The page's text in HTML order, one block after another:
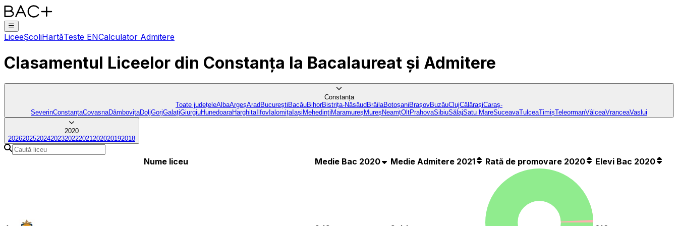
LiceeȘcoliHartăTeste ENCalculator Admitere
Clasamentul Liceelor din Constanța la Bacalaureat și Admitere
Constanța
Toate județeleAlbaArgeșAradBucureștiBacăuBihorBistrița-NăsăudBrăilaBotoșaniBrașovBuzăuClujCălărașiCaraș-
SeverinConstanțaCovasnaDâmbovițaDoljGorjGalațiGiurgiuHunedoaraHarghitaIlfovIalomițaIașiMehedințiMaramureșMureșNeamțOltPrahovaSibiuSălajSatu MareSuceavaTulceaTimișTeleormanVâlceaVranceaVaslui
2020
202620252024202320222021 202020192018
Nume liceu Medie Bac 2020 Medie Admitere 2021 Rată de promovare 2020 Elevi Bac 2020